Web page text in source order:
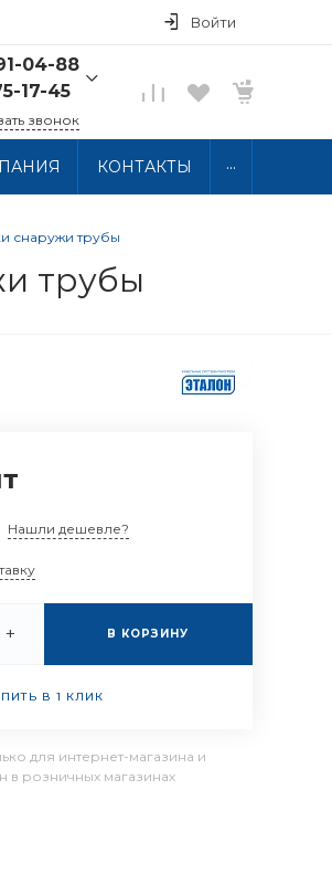
Войти
04-88
17-45
04-88
2 этаж
звонок
КОНТАКТЫ ...
снаружи трубы
трубы
Нашли дешевле?
+ В КОРЗИНУ
В 1 КЛИК
для интернет-магазина и
в розничных магазинах